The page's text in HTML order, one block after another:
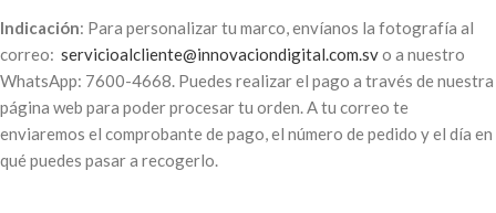
Indicación: Para personalizar tu marco, envíanos la fotografía al
correo: servicioalcliente@innovaciondigital.com.svo a nuestro
WhatsApp: 7600-4668. Puedes realizar el pago a través de nuestra
página web para poder procesar tu orden. A tu correo te
enviaremos el comprobante de pago, el número de pedido y el día en
qué puedes pasar a recogerlo.